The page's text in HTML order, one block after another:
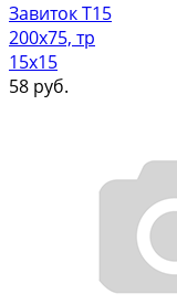
Завиток Т15
200х75, тр
15х15
58 руб.